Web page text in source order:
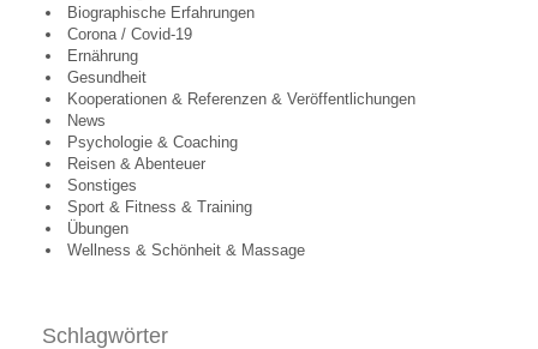
Biographische Erfahrungen
Corona / Covid-19
Ernährung
Gesundheit
Kooperationen & Referenzen & Veröffentlichungen
News
Psychologie & Coaching
Reisen & Abenteuer
Sonstiges
Sport & Fitness & Training
Übungen
Wellness & Schönheit & Massage
Schlagwörter